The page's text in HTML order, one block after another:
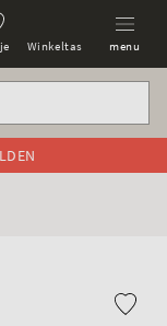
Winkeltas menu